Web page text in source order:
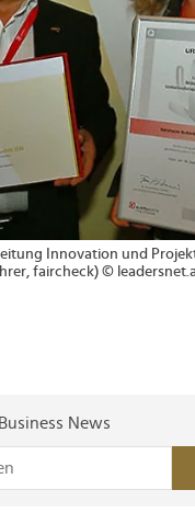
Innovation und
faircheck) ©
News